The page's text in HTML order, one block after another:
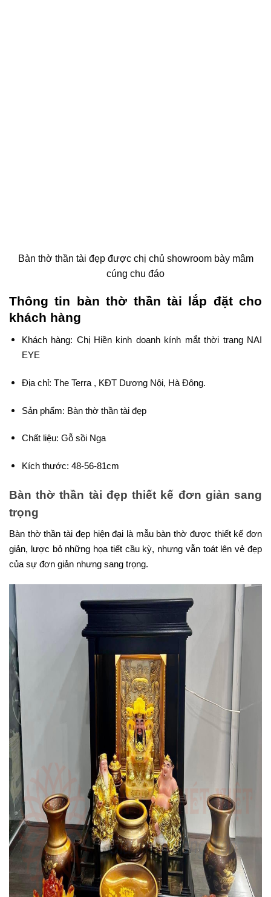
Bàn thờ thần tài đẹp được chị chủ showroom bày mâm
cúng chu đáo
Thông tin bàn thờ thần tài lắp đặt cho
khách hàng
Khách hàng: Chị Hiền kinh doanh kính mắt thời trang NAI
EYE
Địa chỉ: The Terra , KĐT Dương Nội, Hà Đông.
Sản phẩm: Bàn thờ thần tài đẹp
Chất liệu: Gỗ sồi Nga
Kích thước: 48-56-81cm
Bàn thờ thần tài đẹp thiết kế đơn giản sang
trọng
Bàn thờ thần tài đẹp hiện đại là mẫu bàn thờ được thiết kế đơn
giản, lược bỏ những họa tiết cầu kỳ, nhưng vẫn toát lên vẻ đẹp
của sự đơn giản nhưng sang trọng.